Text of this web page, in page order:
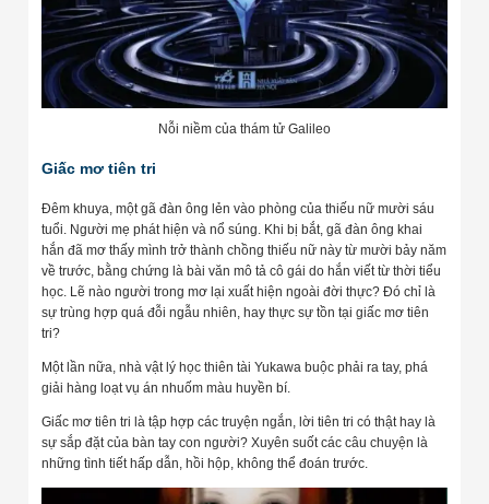
Nỗi niềm của thám tử Galileo
Giấc mơ tiên tri
Đêm khuya, một gã đàn ông lẻn vào phòng của thiếu nữ mười sáu
tuổi. Người mẹ phát hiện và nổ súng. Khi bị bắt, gã đàn ông khai
hắn đã mơ thấy mình trở thành chồng thiếu nữ này từ mười bảy năm
về trước, bằng chứng là bài văn mô tả cô gái do hắn viết từ thời tiểu
học. Lẽ nào người trong mơ lại xuất hiện ngoài đời thực? Đó chỉ là
sự trùng hợp quá đỗi ngẫu nhiên, hay thực sự tồn tại giấc mơ tiên
tri?
Một lần nữa, nhà vật lý học thiên tài Yukawa buộc phải ra tay, phá
giải hàng loạt vụ án nhuốm màu huyền bí.
Giấc mơ tiên tri là tập hợp các truyện ngắn, lời tiên tri có thật hay là
sự sắp đặt của bàn tay con người? Xuyên suốt các câu chuyện là
những tình tiết hấp dẫn, hồi hộp, không thể đoán trước.